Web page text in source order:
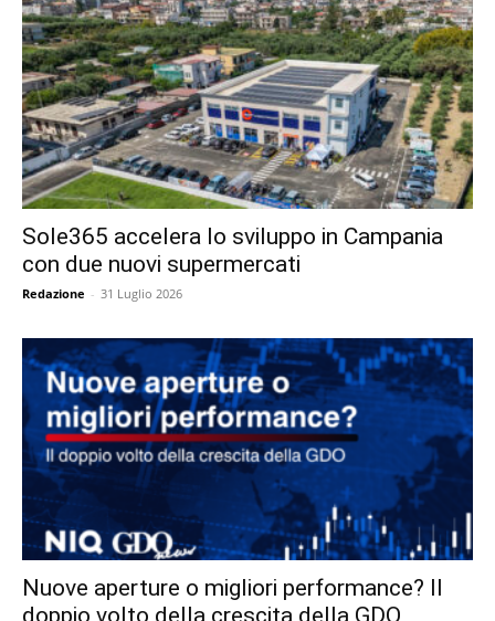
Sole365 accelera lo sviluppo in Campania
con due nuovi supermercati
Redazione - 31 Luglio 2026
Nuove aperture o migliori performance? Il
doppio volto della crescita della GDO